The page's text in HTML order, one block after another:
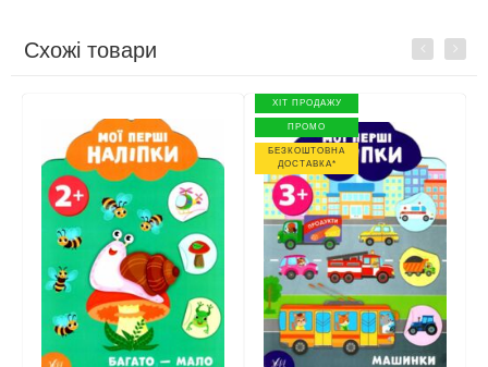
Схожі товари Previous
ХІТ ПРОДАЖУ
ПРОМО
БЕЗКОШТОВНА
ДОСТАВКА*
Next